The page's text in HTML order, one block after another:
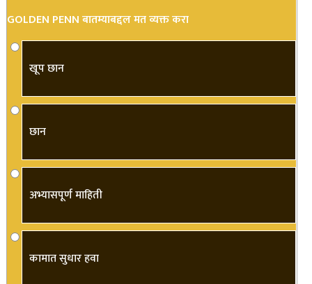
GOLDEN PENN बातम्याबद्दल मत व्यक्त करा
खूप छान
छान
अभ्यासपूर्ण माहिती
कामात सुधार हवा